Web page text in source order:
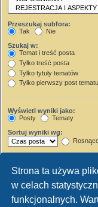
Strona ta używa
w celach
funkcjonalnych.
Przeszukaj subfora:
Tak
Nie
Szukaj w:
Temat i treść posta
Tylko treść posta
Tylko tytuły tematów
Tylko pierwszy post tematu
Wyświetl wyniki jako:
Posty
Tematy
Sortuj wyniki wg:
Wyświetl pierwsze:
Ustaw 0, aby wyświetlić cały
znaków w poście